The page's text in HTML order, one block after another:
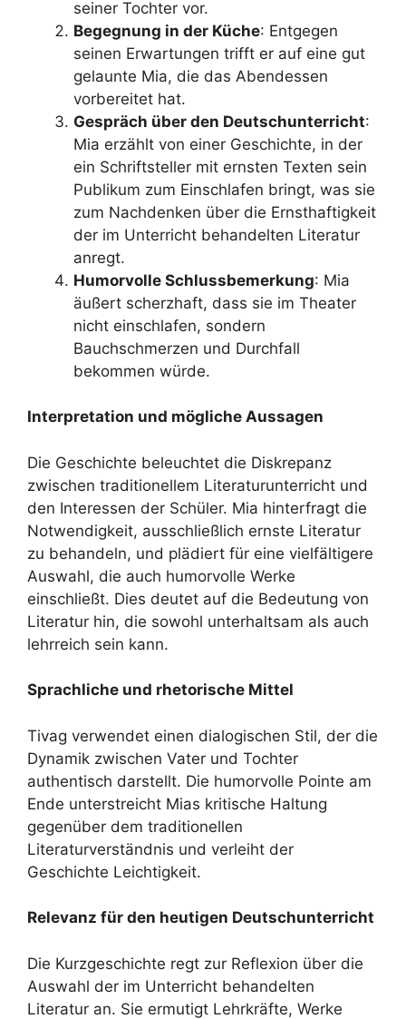
seiner Tochter vor.
Begegnung in der Küche: Entgegen
seinen Erwartungen trifft er auf eine gut
gelaunte Mia, die das Abendessen
vorbereitet hat.
Gespräch über den Deutschunterricht:
Mia erzählt von einer Geschichte, in der
ein Schriftsteller mit ernsten Texten sein
Publikum zum Einschlafen bringt, was sie
zum Nachdenken über die Ernsthaftigkeit
der im Unterricht behandelten Literatur
anregt.
Humorvolle Schlussbemerkung: Mia
äußert scherzhaft, dass sie im Theater
nicht einschlafen, sondern
Bauchschmerzen und Durchfall
bekommen würde.
Interpretation und mögliche Aussagen
Die Geschichte beleuchtet die Diskrepanz
zwischen traditionellem Literaturunterricht und
den Interessen der Schüler. Mia hinterfragt die
Notwendigkeit, ausschließlich ernste Literatur
zu behandeln, und plädiert für eine vielfältigere
Auswahl, die auch humorvolle Werke
einschließt. Dies deutet auf die Bedeutung von
Literatur hin, die sowohl unterhaltsam als auch
lehrreich sein kann.
Sprachliche und rhetorische Mittel
Tivag verwendet einen dialogischen Stil, der die
Dynamik zwischen Vater und Tochter
authentisch darstellt. Die humorvolle Pointe am
Ende unterstreicht Mias kritische Haltung
gegenüber dem traditionellen
Literaturverständnis und verleiht der
Geschichte Leichtigkeit.
Relevanz für den heutigen Deutschunterricht
Die Kurzgeschichte regt zur Reflexion über die
Auswahl der im Unterricht behandelten
Literatur an. Sie ermutigt Lehrkräfte, Werke